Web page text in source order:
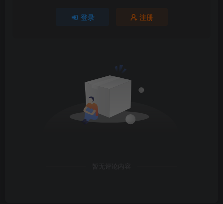
登录 注册
暂无评论内容